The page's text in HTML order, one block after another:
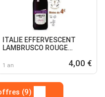
ITALIE EFFERVESCENT
LAMBRUSCO ROUGE
1 an 4,00 €
(9)